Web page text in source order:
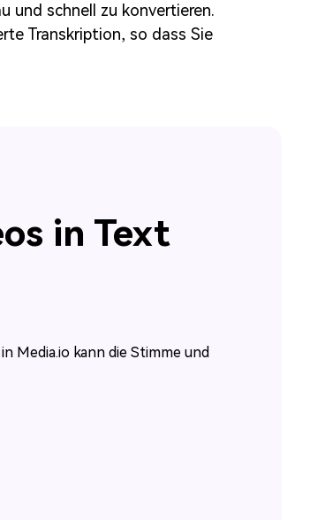
und schnell zu konvertieren.
Transkription, so dass Sie
in Text
Media.io kann die Stimme und